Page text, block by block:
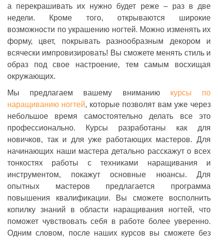
а перекрашивать их нужно будет реже – раз в две
недели. Кроме того, открываются широкие
возможности по украшению ногтей. Можно изменять их
форму, цвет, покрывать разнообразным декором и
всячески импровизировать! Вы сможете менять стиль и
образ под свое настроение, тем самым восхищая
окружающих.
Мы предлагаем вашему вниманию курсы по
наращиванию ногтей, которые позволят вам уже через
небольшое время самостоятельно делать все это
профессионально. Курсы разработаны как для
новичков, так и для уже работающих мастеров. Для
начинающих наши мастера детально расскажут о всех
тонкостях работы с техниками наращивания и
инструментом, покажут основные нюансы. Для
опытных мастеров предлагается программа
повышения квалификации. Вы сможете восполнить
копилку знаний в области наращивания ногтей, что
поможет чувствовать себя в работе более уверенно.
Одним словом, после наших курсов вы сможете без